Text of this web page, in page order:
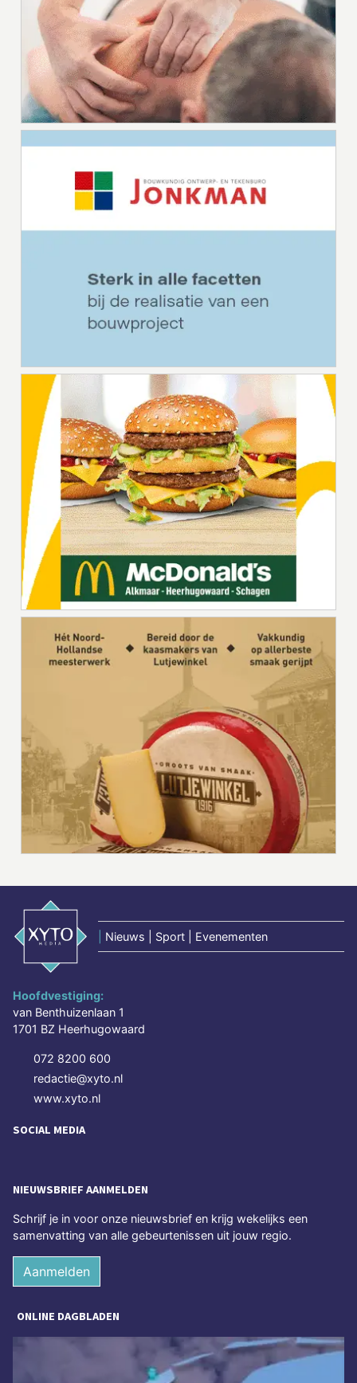
Nieuws | Sport | Evenementen
Hoofdvestiging:
van Benthuizenlaan 1
1701 BZ Heerhugowaard
072 8200 600
redactie@xyto.nl
www.xyto.nl
SOCIAL MEDIA
NIEUWSBRIEF AANMELDEN
Schrijf je in voor onze nieuwsbrief en krijg wekelijks een
samenvatting van alle gebeurtenissen uit jouw regio.
Aanmelden
ONLINE DAGBLADEN